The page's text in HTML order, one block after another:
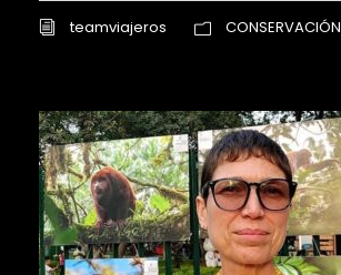
teamviajeros CONSERVACIÓN